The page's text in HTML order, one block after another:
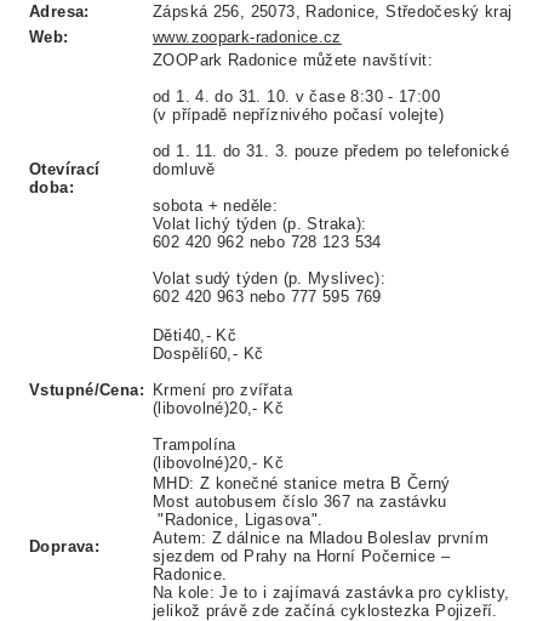
Adresa:
Zápská 256, 25073, Radonice, Středočeský kraj
Web:
www.zoopark-radonice.cz
Otevírací
doba:
ZOOPark Radonice můžete navštívit:
od 1. 4. do 31. 10. v čase 8:30 - 17:00
(v případě nepříznivého počasí volejte)
od 1. 11. do 31. 3. pouze předem po telefonické
domluvě
sobota + neděle:
Volat lichý týden (p. Straka):
602 420 962 nebo 728 123 534
Volat sudý týden (p. Myslivec):
602 420 963 nebo 777 595 769
Vstupné/Cena:
Děti40,- Kč
Dospělí60,- Kč
Krmení pro zvířata
(libovolné)20,- Kč
Trampolína
(libovolné)20,- Kč
Doprava:
MHD: Z konečné stanice metra B Černý
Most autobusem číslo 367 na zastávku
"Radonice, Ligasova".
Autem: Z dálnice na Mladou Boleslav prvním
sjezdem od Prahy na Horní Počernice –
Radonice.
Na kole: Je to i zajímavá zastávka pro cyklisty,
jelikož právě zde začíná cyklostezka Pojizeří.